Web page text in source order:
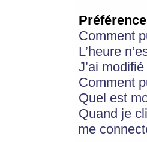
Comment
L’heure
J’ai
Comment
Quel est
Quand je
me